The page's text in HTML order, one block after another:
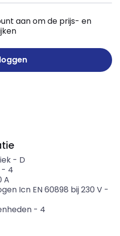
aan om de prijs- en
- D
- 4
A
Icn EN 60898 bij 230 V-
- 4